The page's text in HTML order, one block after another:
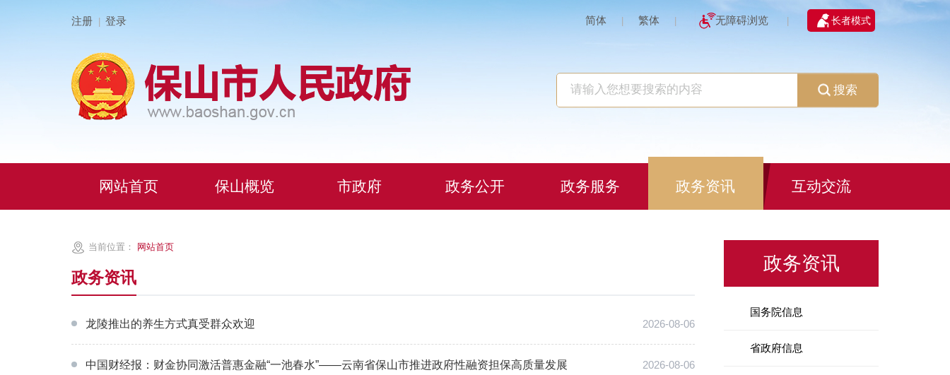
注册 登录 简体 | 繁体 | 无障碍浏览 | 长者模式
搜索
网站首页 保山概览 市政府 政务公开 政务服务 政务资讯 互动交流
政务资讯
国务院信息
省政府信息
当前位置： 网站首页
政务资讯
龙陵推出的养生方式真受群众欢迎 2026-08-06
中国财经报：财金协同激活普惠金融“一池春水”——云南省保山市推进政府性融资担保高质量发展 2026-08-06